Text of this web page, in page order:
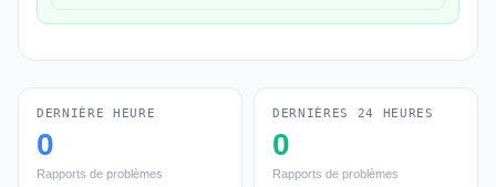
DERNIÈRE HEURE
0
Rapports de problèmes
DERNIÈRES 24 HEURES
0
Rapports de problèmes